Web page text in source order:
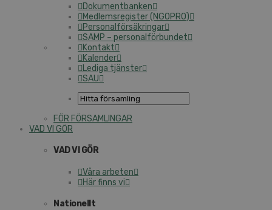
Dokumentbanken
Medlemsregister (NGOPRO)
Personalförsäkringar
SAMP – personalförbundet
Kontakt
Kalender
Lediga tjänster
SAU
FÖR FÖRSAMLINGAR
VAD VI GÖR
VAD VI GÖR
Våra arbeten
Här finns vi
Nationellt